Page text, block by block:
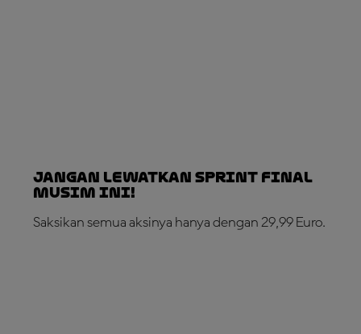
Jangan Lewatkan Sprint Final
Musim Ini!
Saksikan semua aksinya hanya dengan 29,99 Euro.